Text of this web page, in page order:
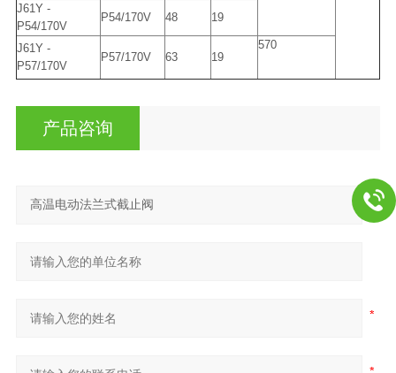
J61Y -
P54/170V
P54/170V 48 19
J61Y -
P57/170V
P57/170V 63 19
570
产品咨询